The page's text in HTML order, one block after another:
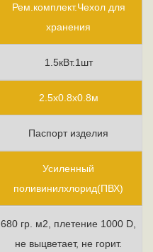
Рем.комплект.Чехол для
хранения
1.5кВт.1шт
2.5х0.8х0.8м
Паспорт изделия
Усиленный
поливинилхлорид(ПВХ)
680 гр. м2, плетение 1000 D,
не выцветает, не горит.